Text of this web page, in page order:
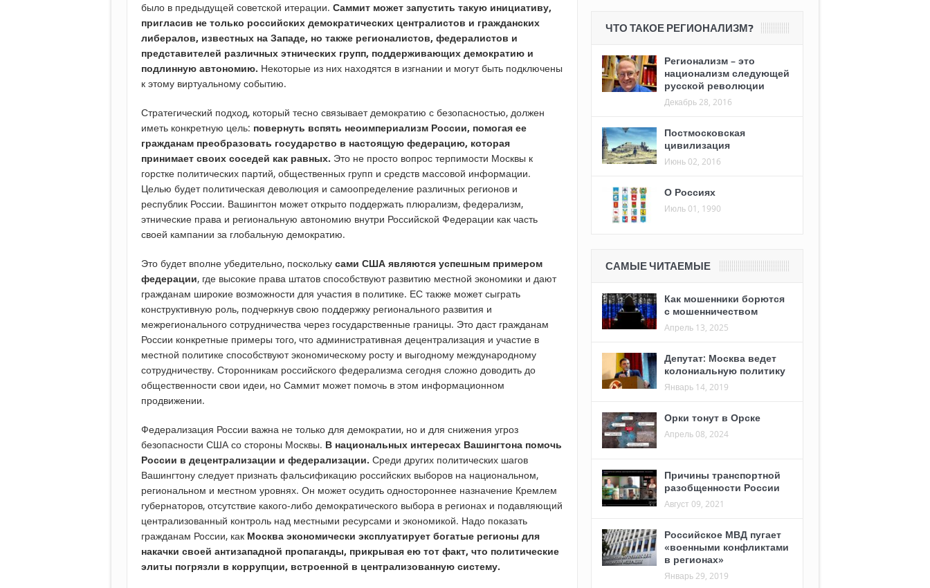
было в предыдущей советской итерации. Саммит может запустить такую ​​инициативу,
пригласив не только российских демократических централистов и гражданских
либералов, известных на Западе, но также регионалистов, федералистов и
представителей различных этнических групп, поддерживающих демократию и
подлинную автономию. Некоторые из них находятся в изгнании и могут быть подключены
к этому виртуальному событию.
Стратегический подход, который тесно связывает демократию с безопасностью, должен
иметь конкретную цель: повернуть вспять неоимпериализм России, помогая ее
гражданам преобразовать государство в настоящую федерацию, которая
принимает своих соседей как равных. Это не просто вопрос терпимости Москвы к
горстке политических партий, общественных групп и средств массовой информации.
Целью будет политическая деволюция и самоопределение различных регионов и
республик России. Вашингтон может открыто поддержать плюрализм, федерализм,
этнические права и региональную автономию внутри Российской Федерации как часть
своей кампании за глобальную демократию.
Это будет вполне убедительно, поскольку сами США являются успешным примером
федерации, где высокие права штатов способствуют развитию местной экономики и дают
гражданам широкие возможности для участия в политике. ЕС также может сыграть
конструктивную роль, подчеркнув свою поддержку регионального развития и
межрегионального сотрудничества через государственные границы. Это даст гражданам
России конкретные примеры того, что административная децентрализация и участие в
местной политике способствуют экономическому росту и выгодному международному
сотрудничеству. Сторонникам российского федерализма сегодня сложно доводить до
общественности свои идеи, но Саммит может помочь в этом информационном
продвижении.
Федерализация России важна не только для демократии, но и для снижения угроз
безопасности США со стороны Москвы. В национальных интересах Вашингтона помочь
России в децентрализации и федерализации. Среди других политических шагов
Вашингтону следует признать фальсификацию российских выборов на национальном,
региональном и местном уровнях. Он может осудить одностороннее назначение Кремлем
губернаторов, отсутствие какого-либо демократического выбора в регионах и подавляющий
централизованный контроль над местными ресурсами и экономикой. Надо показать
гражданам России, как Москва экономически эксплуатирует богатые регионы для
накачки своей антизападной пропаганды, прикрывая ею тот факт, что политические
элиты погрязли в коррупции, встроенной в централизованную систему.
ЧТО ТАКОЕ РЕГИОНАЛИЗМ?
Регионализм – это
национализм следующей
русской революции
Декабрь 28, 2016
Постмосковская
цивилизация
Июнь 02, 2016
О Россиях
Июль 01, 1990
САМЫЕ ЧИТАЕМЫЕ
Как мошенники борются
с мошенничеством
Апрель 13, 2025
Депутат: Москва ведет
колониальную политику
Январь 14, 2019
Орки тонут в Орске
Апрель 08, 2024
Причины транспортной
разобщенности России
Август 09, 2021
Российское МВД пугает
«военными конфликтами
в регионах»
Январь 29, 2019